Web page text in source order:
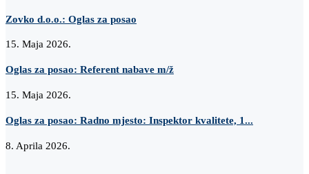
Zovko d.o.o.: Oglas za posao
15. Maja 2026.
Oglas za posao: Referent nabave m/ž
15. Maja 2026.
Oglas za posao: Radno mjesto: Inspektor kvalitete, 1...
8. Aprila 2026.